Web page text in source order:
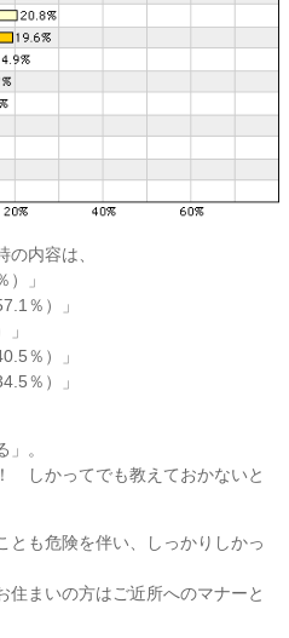
内容は、
」
％）」
％）」
％）」
。
しかってでも教えておかないと
とも危険を伴い、しっかりしかっ
住まいの方はご近所へのマナーと